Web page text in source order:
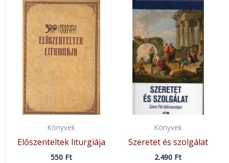
Könyvek
Előszenteltek liturgiája
550 Ft
Könyvek
Szeretet és szolgálat
2.490 Ft